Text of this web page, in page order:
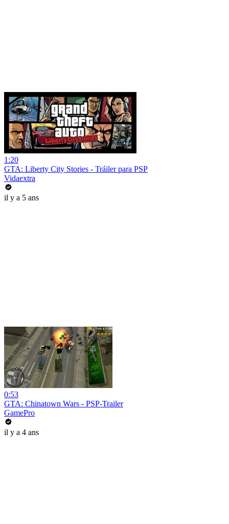
1:20
GTA: Liberty City Stories - Tráiler para PSP
Vidaextra
il y a 5 ans
0:53
GTA: Chinatown Wars - PSP-Trailer
GamePro
il y a 4 ans